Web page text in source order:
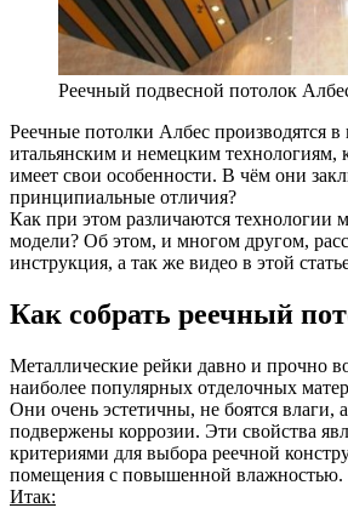
Реечный подвесной потолок
Реечные потолки Албес производятся
итальянским и немецким технологиям,
имеет свои особенности. В чём они
принципиальные отличия?
Как при этом различаются технологии
модели? Об этом, и многом другом,
инструкция, а так же видео в этой
Как собрать реечный
Металлические рейки давно и прочно
наиболее популярных отделочных
Они очень эстетичны, не боятся влаги,
подвержены коррозии. Эти свойства
критериями для выбора реечной
помещения с повышенной влажностью.
Итак: